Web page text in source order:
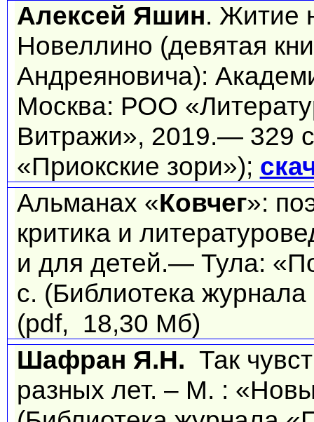
Алексей Яшин. Житие
Новеллино (девятая
Андреяновича):
Москва: РОО
Витражи», 2019.— 329
«Приокские зори»);
Альманах «Ковчег»:
критика и
и для детей.— Тула:
с. (Библиотека
(pdf, 18,30 Мб)
Шафран Я.Н. Так
разных лет. – М. :